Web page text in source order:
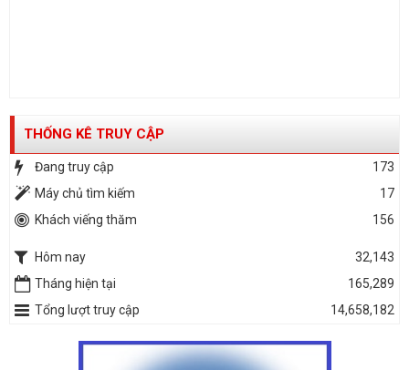
THỐNG KÊ TRUY CẬP
Đang truy cập
173
Máy chủ tìm kiếm
17
Khách viếng thăm
156
Hôm nay
32,143
Tháng hiện tại
165,289
Tổng lượt truy cập
14,658,182